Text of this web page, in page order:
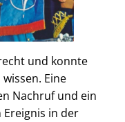
und konnte
Eine
Nachruf und ein
Ereignis in der